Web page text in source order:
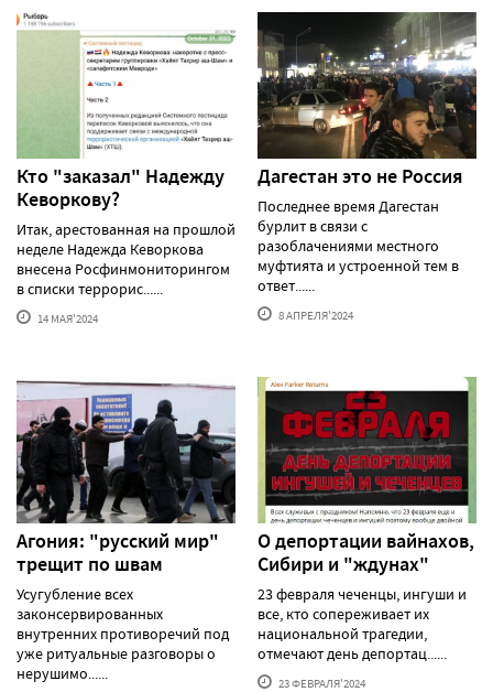
Кто "заказал" Надежду
Кеворкову?
Итак, арестованная на прошлой
неделе Надежда Кеворкова
внесена Росфинмониторингом
в списки террорис......
14 МАЯ'2024
Дагестан это не Россия
Последнее время Дагестан
бурлит в связи с
разоблачениями местного
муфтията и устроенной тем в
ответ......
8 АПРЕЛЯ'2024
Агония: "русский мир"
трещит по швам
Усугубление всех
законсервированных
внутренних противоречий под
уже ритуальные разговоры о
нерушимо......
О депортации вайнахов,
Сибири и "ждунах"
23 февраля чеченцы, ингуши и
все, кто сопереживает их
национальной трагедии,
отмечают день депортац......
23 ФЕВРАЛЯ'2024